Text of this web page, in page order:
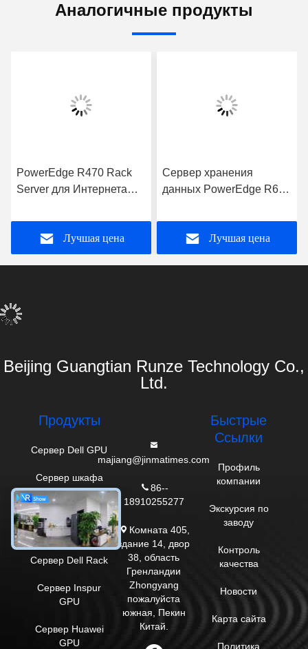
Аналогичные продукты
PowerEdge R470 Rack
Server для Интернета
приложения для
хранения данных
Сервер
Лучшая цена
Сервер хранения
данных PowerEdge R660
для бизнес-приложений
Лучшая цена
Beijing Guangtian Runze Technology Co.,
Ltd.
Продукты
Сервер Dell GPU
Сервер шкафа
HPE
Сервер Lenovo
GPU
Сервер Dell Rack
Сервер Inspur
GPU
Сервер Huawei
GPU
majiang@jinmatimes.com
86--
18910255277
Комната 405,
здание 14, двор
38, область
Гренландии
Zhongyang
пожалуйста
южная, Пекин
Китай.
Быстрые
Ссылки
Профиль
компании
Экскурсия по
заводу
Контроль
качества
Новости
Карта сайта
Политика